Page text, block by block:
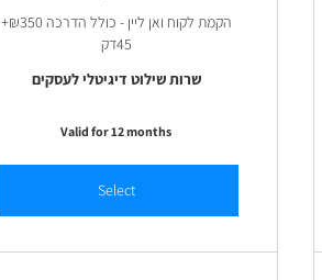
+₪350 הקמת לקוח ואן ליין - כולל הדרכה
45דק
שרות שילוט דיגיטלי לעסקים
Valid for 12 months
Select